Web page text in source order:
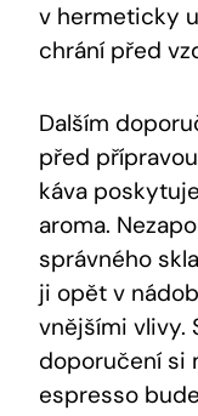
v hermeticky
chrání před
Dalším
před
káva
aroma.
správného
ji opět v
vnějšími vlivy.
doporučení si
espresso